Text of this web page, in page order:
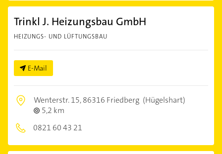
Trinkl J. Heizungsbau GmbH
HEIZUNGS- UND LÜFTUNGSBAU
E-Mail
Wenterstr. 15,86316 Friedberg (Hügelshart)
5,2 km
0821 60 43 21